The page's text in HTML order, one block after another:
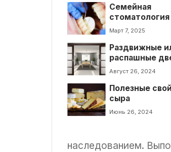
Семейная
стоматология
Киеве –
Март 7, 2025
Раздвижные
распашные
что лучше
Август 26, 2024
Полезные
сыра
Июнь 26, 2024
наследованием.